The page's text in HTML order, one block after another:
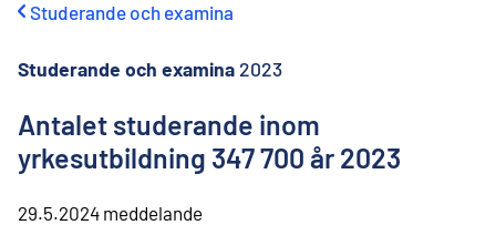
Studerande och examina
Studerande och examina 2023
Antalet studerande inom
yrkesutbildning 347 700 år 2023
29.5.2024 meddelande